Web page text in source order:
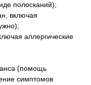
полосканий);
включая
аллергические
(помощь
симптомов